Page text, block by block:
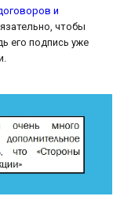
и
чтобы
его подпись уже